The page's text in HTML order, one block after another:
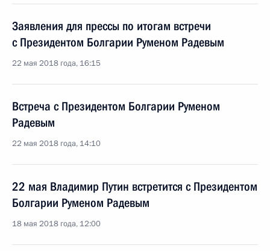
Заявления для прессы по итогам встречи
с Президентом Болгарии Руменом Радевым
22 мая 2018 года, 16:15
Встреча с Президентом Болгарии Руменом
Радевым
22 мая 2018 года, 14:10
22 мая Владимир Путин встретится с Президентом
Болгарии Руменом Радевым
18 мая 2018 года, 12:00